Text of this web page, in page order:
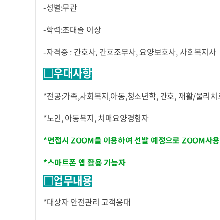
-성별:무관
-학력:초대졸 이상
-자격증 : 간호사, 간호조무사, 요양보호사, 사회복지사
□우대사항
*전공:가족,사회복지,아동,청소년학, 간호, 재활/물리
*노인, 아동복지, 치매요양경험자
*면접시 ZOOM을 이용하여 선발 예정으로 ZOOM사
*스마트폰 앱 활용 가능자
□업무내용
*대상자 안전관리 고객응대